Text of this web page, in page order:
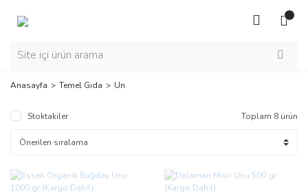
Anasayfa Temel Gıda Un
Stoktakiler Toplam 8 ürün